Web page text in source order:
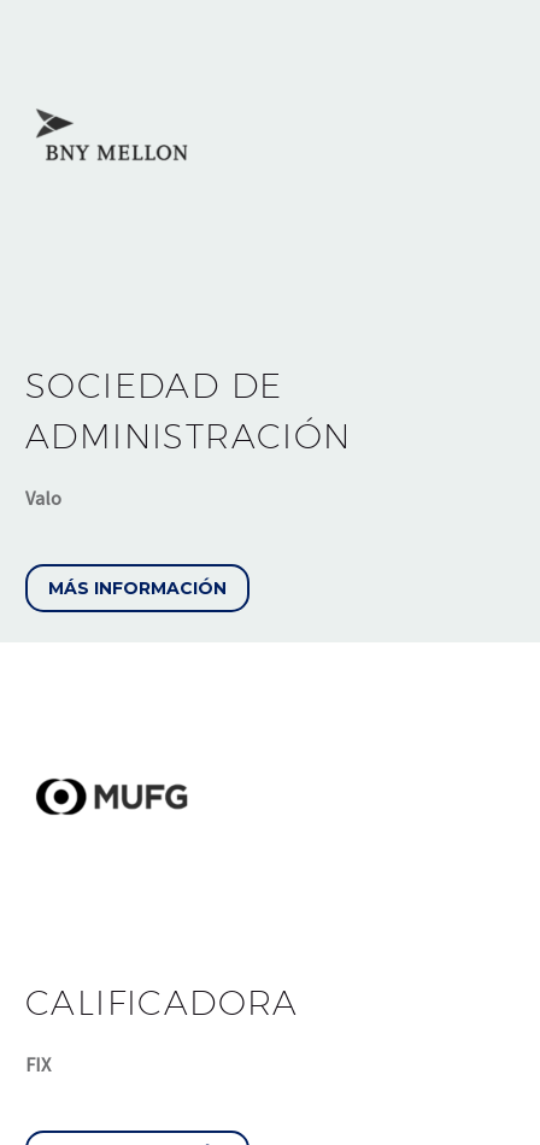
SOCIEDAD DE
ADMINISTRACIÓN
Valo
MÁS INFORMACIÓN
CALIFICADORA
FIX